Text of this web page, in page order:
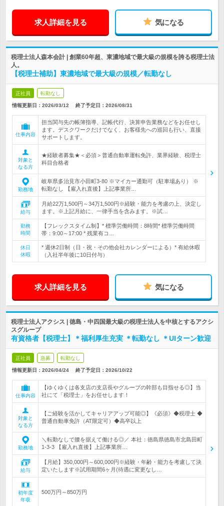
求人詳細を見る 気になる
税理士法人森本会計 | 創業60年超、東濃地域で最大級の規模を誇る税理士法
人。
【税理士補助】東濃地域で最大級の規模／転勤なし
正社員 転勤なし
情報更新日：2026/03/12 終了予定日： 2026/08/31
仕事内容
担当関与先の帳簿指導、記帳代行、決算申告業務などをお任せし
ます。デスクワークだけでなく、お客様先への巡回も行い、直接
サポートします。
対象と
なる方
★経験者募集★＜必須＞普通自動車運転免許、業界経験、税理士
科目合格者
勤務地
岐阜県多治見市小田町3-80 ※マイカー通勤可（駐車場あり） ※
転勤なし 【雇入れ直後】上記事業所…
給与
月給22万1,500円～34万1,500円※経験・能力を考慮の上、決定し
ます。※上記月給に、一律手当を含みます。※試…
勤務
時間
【フレックスタイム制】* 標準労働時間：8時間* 標準労働時間
帯：9:00～17:00 * 残業有コ…
休日
休暇
* 週休2日制（日・祝・その他会社カレンダーによる）* 有給休暇
（入社半年後に10日付与）
求人詳細を見る 気になる
税理士法人アクシス | 徳島・中四国最大級の税理士法人を中核とするアクシ
スグループ
有資格者【税理士】＊福利厚生充実 ＊転勤なし ＊UIターン歓迎
正社員 急募 転勤なし
情報更新日：2026/04/24 終了予定日： 2026/10/22
仕事内容
【ゆくゆくは各支店の支店長やグループの幹部も目指せる◎】当
社にて「税理士」をお任せします！
対象と
なる方
【ご経験を活かしてキャリアアップ可能◎】《必須》◆税理士 ◆
普通自動車免許（AT限定可）◆高卒以上
勤務地
＼転勤なしで腰を据えて働ける◎／ 本社：徳島県徳島市北島田町
1-3-3 【雇入れ直後】上記事業所…
給与
【月給】350,000円～600,000円※経験・年齢・能力を考慮して決
定いたします※試用期間6ヶ月(待遇に変更なし…
初年度
年収
500万円～850万円